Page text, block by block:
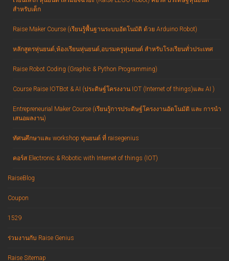
สำหรับเด็ก
Raise Maker Course (เรียนรู้พื้นฐานระบบอัตโนมัติ ด้วย Arduino Robot)
หลักสูตรหุ่นยนต์,ห้องเรียนหุ่นยนต์,อบรมครูหุ่นยนต์ สำหรับโรงเรียนทั่วประเทศ
Raise Robot Coding (Graphic & Python Programming)
Course Raise IOTBot & AI (ประดิษฐ์โครงงาน IOT (Internet of things)และ AI )
Entrepreneurial Maker Course (เรียนรู้การประดิษฐ์โครงงานอัตโนมัติ และ การนำ
เสนอผลงาน)
ทัศนศึกษาและ workshop หุ่นยนต์ ที่ raisegenius
คอร์ส Electronic & Robotic with Internet of things (IOT)
RaiseBlog
Coupon
1529
ร่วมงานกับ Raise Genius
Raise Sitemap